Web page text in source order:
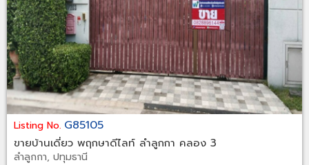
Listing No. G85105
ขายบ้านเดี่ยว พฤกษาดีไลท์ ลำลูกกา คลอง 3
ลำลูกกา, ปทุมธานี